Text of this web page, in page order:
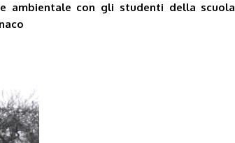
ambientale con gli studenti della scuola